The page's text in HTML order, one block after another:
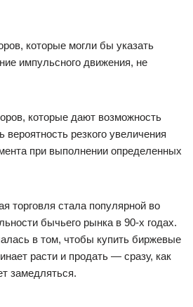
которые могли бы указать
импульсного движения, не
которые дают возможность
вероятность резкого увеличения
при выполнении определенных
торговля стала популярной во
бычьего рынка в 90-х годах.
в том, чтобы купить биржевые
расти и продать — сразу, как
замедляться.